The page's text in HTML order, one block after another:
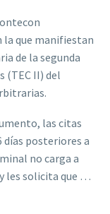
la que manifiestan
de la segunda
(TEC II) del
las citas
días posteriores a
no carga a
les solicita que …